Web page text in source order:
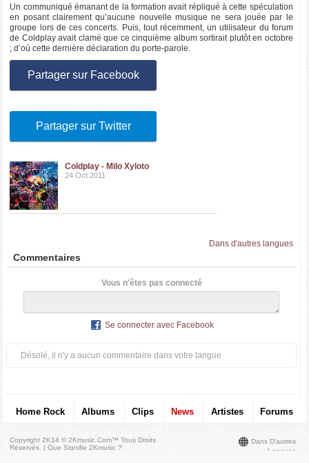
Un communiqué émanant de la formation avait répliqué à cette spéculation
en posant clairement qu’aucune nouvelle musique ne sera jouée par le
groupe lors de ces concerts. Puis, tout récemment, un utilisateur du forum
de Coldplay avait clamé que ce cinquième album sortirait plutôt en octobre
; d’où cette dernière déclaration du porte-parole.
Partager sur Facebook
Partager sur Twitter
Coldplay - Milo Xyloto
24 Oct 2011
Dans d'autres langues
Commentaires
Vous n'êtes pas connecté
Se connecter avec Facebook
Désolé, il n'y a aucun commentaire dans votre langue
Home Rock Albums Clips News Artistes Forums
Dans D'autres
Langues
Copyright 2K14 © 2Kmusic.com™Tous Droits
Réservés . |Que Signifie 2Kmusic ?